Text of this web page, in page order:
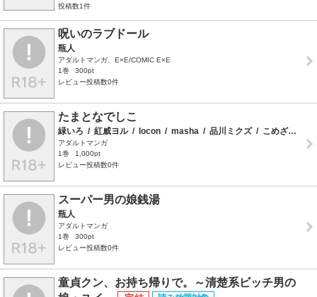
投稿数1件
呪いのラブドール
瓶人
アダルトマンガ、E×E/COMIC E×E
1巻
300pt
レビュー投稿数0件
たまとなでしこ
緑いろ / 紅威ヨル / locon / masha / 品川ミクズ / こめざわ
アダルトマンガ
1巻
1,000pt
レビュー投稿数0件
スーパー男の娘銭湯
瓶人
アダルトマンガ
1巻
300pt
レビュー投稿数0件
童貞クン、お持ち帰りで。～清楚系ビッチ男の